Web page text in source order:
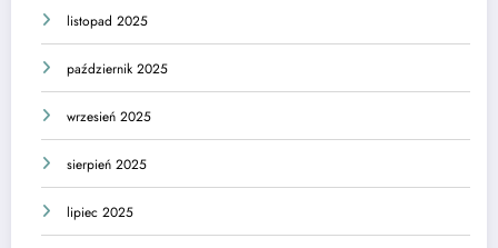
listopad 2025
październik 2025
wrzesień 2025
sierpień 2025
lipiec 2025